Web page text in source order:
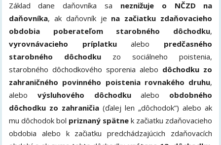
Základ dane daňovníka sa neznižuje o NČZD na
daňovníka, ak daňovník je na začiatku zdaňovacieho
obdobia poberateľom starobného dôchodku,
vyrovnávacieho príplatkualebo predčasného
starobného dôchodkuzo sociálneho poistenia,
starobného dôchodkového sporenia alebo dôchodku zo
zahraničného povinného poistenia rovnakého druhu,
alebo výsluhového dôchodkualebo obdobného
dôchodku zo zahraničia (ďalej len „dôchodok”) alebo ak
mu dôchodok bol priznaný spätne k začiatku zdaňovacieho
obdobia alebo k začiatku predchádzajúcich zdaňovacích